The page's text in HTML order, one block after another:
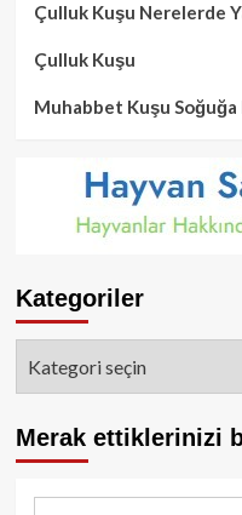
Çulluk Kuşu Nerelerde
Çulluk Kuşu
Muhabbet Kuşu Soğuğa
Kategoriler
Merak ettiklerinizi